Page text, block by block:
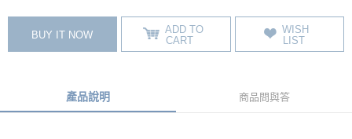
BUY IT NOW
ADD TO
CART
WISH
LIST
產品說明 商品問與答